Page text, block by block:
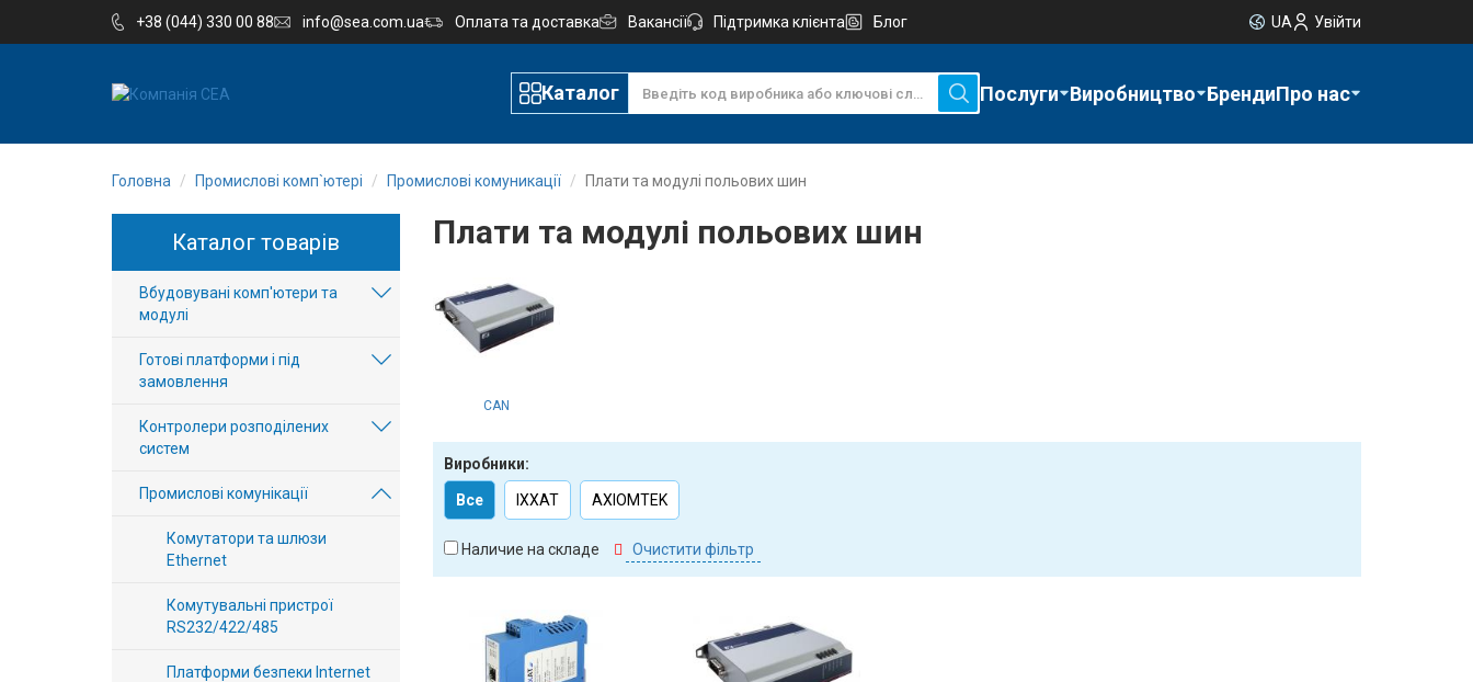
+38 (044) 330 00 88 info@sea.com.ua Оплата та доставка Вакансії Підтримка клієнта Блог UA Увійти
Каталог Послуги Виробництво БрендиПро нас
Компанія
Виробництво
Послуги
авторизація
Виробники
Головна Промислові комп`ютері Промислові комуникації Плати та модулі польових шин
Плати та модулі польових шин
CAN
Виробники:
Все IXXAT AXIOMTEK
Наличие на складе Очистити фільтр
Каталог товарів
Вбудовувані комп'ютери та
модулі
Готові платформи і під
замовлення
Контролери розподілених
систем
Промислові комунікації
Комутатори та шлюзи
Ethernet
Комутувальні пристрої
RS232/422/485
Платформи безпеки Internet